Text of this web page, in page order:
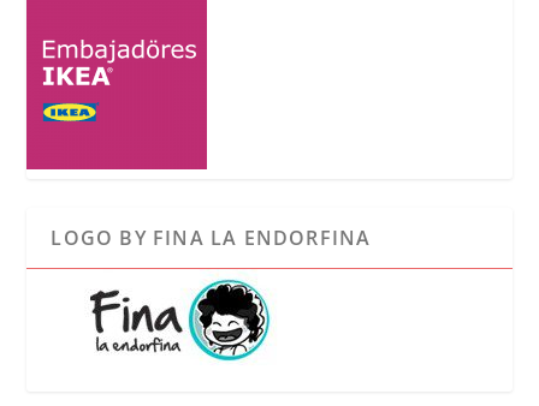
LOGO BY FINA LA ENDORFINA